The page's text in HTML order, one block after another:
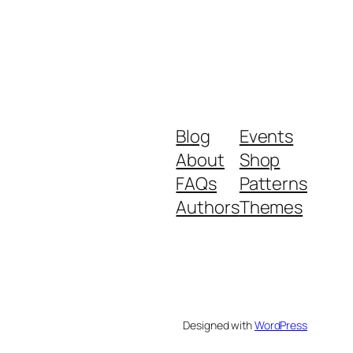
Blog
About
FAQs
Authors
Events
Shop
Patterns
Themes
Designed withWordPress